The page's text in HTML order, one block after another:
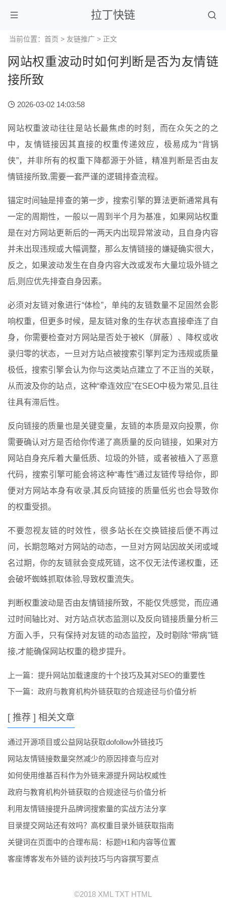
拉丁快链
当前位置： 首页 > 友链推广 > 正文
网站权重波动时如何判断是否为友情链
接所致
2026-03-02 14:03:58
网站权重波动往往是站长最焦虑的时刻，而在众矢之的之
中，友情链接因其直接的权重传递效应，极易成为“背锅
侠”，并非所有的权重下降都源于外链，精准判断是否由友
情链接所致,需要一套严谨的逻辑排查流程。
锚定时间轴是排查的第一步，搜索引擎的算法更新通常具有
一定的周期性，一般以一周到半个月为基准，如果网站权重
是在对方网站更新后的一两天内出现异常波动，且自身内容
并未出现违规或大幅调整，那么友情链接的嫌疑确实很大，
反之，如果波动发生在自身内容大改或发布大量垃圾外链之
后,则应优先排查自身因素。
必须对友链对象进行“体检”，单纯的友链数量不足固然会影
响权重，但更多时候，是友链对象的生存状态直接牵连了自
身，你需要检查对方网站是否处于被K（屏蔽）、降权或收
录归零的状态，一旦对方站点被搜索引擎判定为违规或质量
极低，搜索引擎会认为你与这类站点建立了不正当的关联，
从而波及你的站点，这种“牵连效应”在SEO中极为常见,且往
往具有滞后性。
反向链接的质量也是关键变量，友链的本质是双向投票，你
需要确认对方是否给你传递了高质量的反向链接，如果对方
网站自身充斥着大量低质、垃圾的外链，或者被植入了恶意
代码，搜索引擎可能会将这种“毒性”通过友链传导给你，即
便对方网站本身有收录,其反向链接的质量低劣也会导致你
的权重受损。
不要忽视友链的时效性，很多站长在交换链接后便不再过
问，长期忽略对方网站的动态，一旦对方网站因故关闭或域
名过期，你的友链就会变成死链，这不仅无法传递权重，还
会破坏蜘蛛抓取体验,导致权重流失。
判断权重波动是否由友情链接所致，不能仅凭感觉，而应通
过时间轴比对、对方站点状态监测以及反向链接质量分析三
方面入手，只有保持对友链的动态监控，及时剔除“带病”链
接,才能确保网站权重的稳步提升。
上一篇： 提升网站加载速度的十个技巧及其对SEO的重要性
下一篇： 政府与教育机构外链获取的合规途径与价值分析
[ 推荐 ] 相关文章
通过开源项目或公益网站获取dofollow外链技巧
网站友情链接数量突然减少的原因排查与应对
如何使用维基百科作为外链来源提升网站权威性
政府与教育机构外链获取的合规途径与价值分析
利用友情链接提升品牌词搜索量的实战方法分享
目录提交网站还有效吗？高权重目录外链获取指南
关键词在页面中的合理布局：标题H1和内容等位置
客座博客发布外链的谈判技巧与内容撰写要点
©2018 XML TXT HTML